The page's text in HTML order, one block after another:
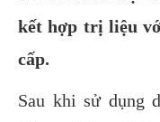
kết hợp trị liệu
cấp.
Sau khi sử dụng